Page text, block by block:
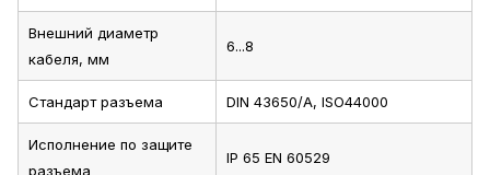
Внешний диаметр
кабеля, мм
6...8
Стандарт разъема DIN 43650/A, ISO44000
Исполнение по защите
разъема
IP 65 EN 60529